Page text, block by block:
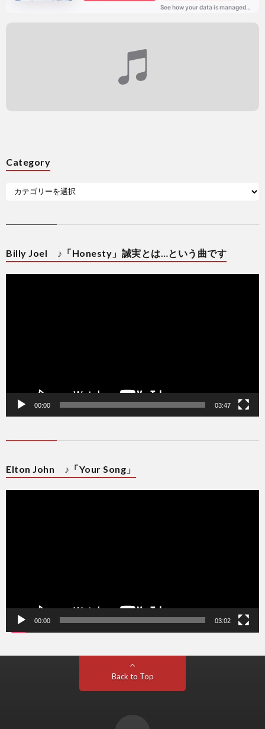
Category
Billy Joel ♪「Honesty」誠実とは…という曲です
動
00:00 03:47
Elton John ♪「Your Song」
動
00:00 03:02
Back to Top